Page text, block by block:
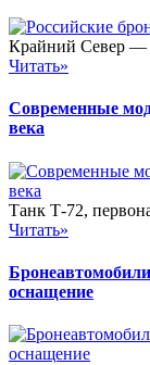
Крайний Север —
Читать»
Современные
века
Танк Т-72,
Читать»
оснащение